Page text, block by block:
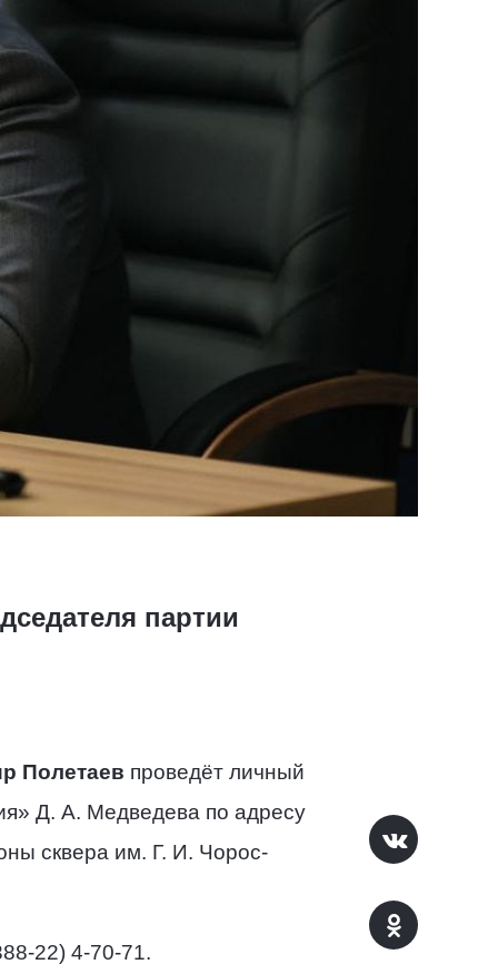
партии
Полетаев проведёт личный
Д. А. Медведева по адресу
сквера им. Г. И. Чорос-
22) 4-70-71.